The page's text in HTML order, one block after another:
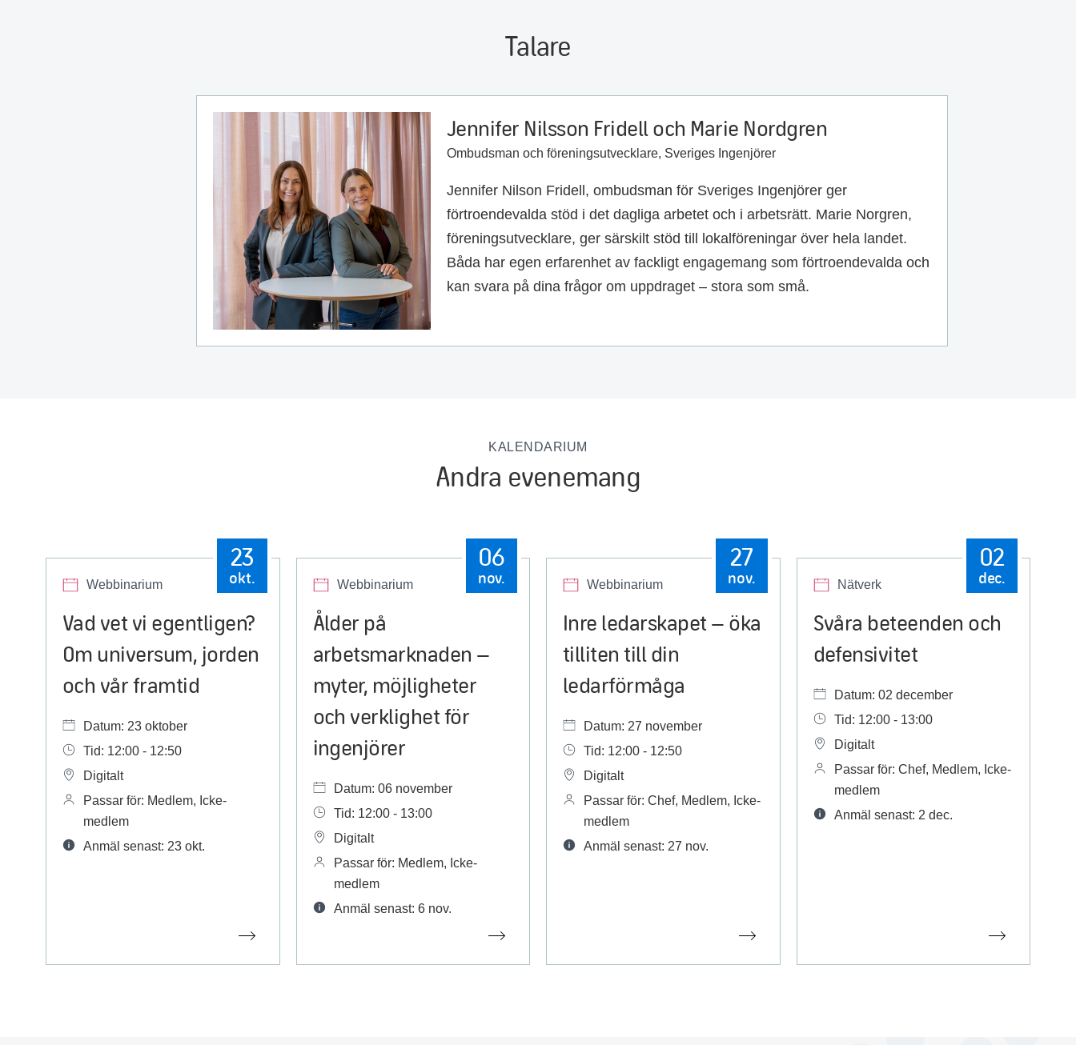
Talare
Jennifer Nilsson Fridell och Marie Nordgren
Ombudsman och föreningsutvecklare, Sveriges Ingenjörer
Jennifer Nilson Fridell, ombudsman för Sveriges Ingenjörer ger
förtroendevalda stöd i det dagliga arbetet och i arbetsrätt. Marie Norgren,
föreningsutvecklare, ger särskilt stöd till lokalföreningar över hela landet.
Båda har egen erfarenhet av fackligt engagemang som förtroendevalda och
kan svara på dina frågor om uppdraget – stora som små.
KALENDARIUM
Andra evenemang
Webbinarium
23
okt.
Vad vet vi egentligen?
Om universum, jorden
och vår framtid
Datum: 23 oktober
Tid: 12:00 - 12:50
Digitalt
Passar för: Medlem, Icke-
medlem
Anmäl senast: 23 okt.
Webbinarium
06
nov.
Ålder på
arbetsmarknaden –
myter, möjligheter
och verklighet för
ingenjörer
Datum: 06 november
Tid: 12:00 - 13:00
Digitalt
Passar för: Medlem, Icke-
medlem
Anmäl senast: 6 nov.
Webbinarium
27
nov.
Inre ledarskapet – öka
tilliten till din
ledarförmåga
Datum: 27 november
Tid: 12:00 - 12:50
Digitalt
Passar för: Chef, Medlem, Icke-
medlem
Anmäl senast: 27 nov.
Nätverk
02
dec.
Svåra beteenden och
defensivitet
Datum: 02 december
Tid: 12:00 - 13:00
Digitalt
Passar för: Chef, Medlem, Icke-
medlem
Anmäl senast: 2 dec.